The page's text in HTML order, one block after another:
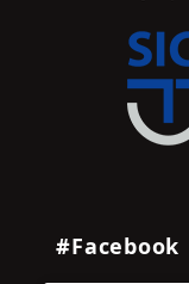
#Facebook